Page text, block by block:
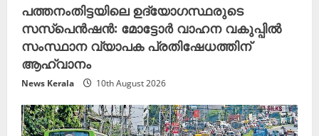
പത്തനംതിട്ടയിലെ ഉദ്യോഗസ്ഥരുടെ
സസ്പെൻഷൻ: മോട്ടോർ വാഹന വകുപ്പിൽ
സംസ്ഥാന വ്യാപക പ്രതിഷേധത്തിന്
ആഹ്വാനം
News Kerala 10th August 2026